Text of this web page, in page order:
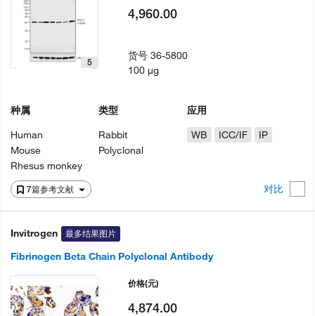
7篇参考文献 对比
5
种属
Human
Mouse
Rhesus monkey
类型
Rabbit
Polyclonal
应用
WB
ICC/IF IP
4,960.00
货号36-5800
100 µg
Invitrogen 最多结果图片
Fibrinogen Beta Chain Polyclonal Antibody
价格(元)
4,874.00